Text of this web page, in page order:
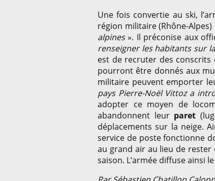
Une fois convertie au ski,
région militaire (Rhône-
alpines». Il préconise aux
renseigner les habitants sur
est de recruter des conscrits
pourront être donnés aux
militaire peuvent emporter
pays Pierre-Noël Vittoz a
adopter ce moyen de
abandonnent leur paret
déplacements sur la neige.
service de poste fonctionne
au grand air au lieu de rester
saison. L’armée diffuse ainsi